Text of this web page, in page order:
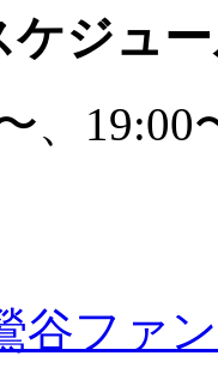
ケジュ
、19:00
谷ファ